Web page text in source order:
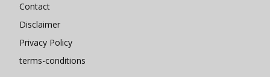
Contact
Disclaimer
Privacy Policy
terms-conditions